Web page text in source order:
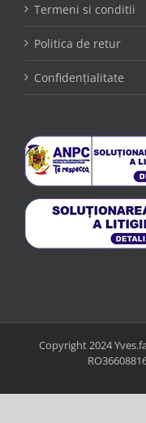
Termeni si conditii
Politica de retur
Confidențialitate
Copyright 2024